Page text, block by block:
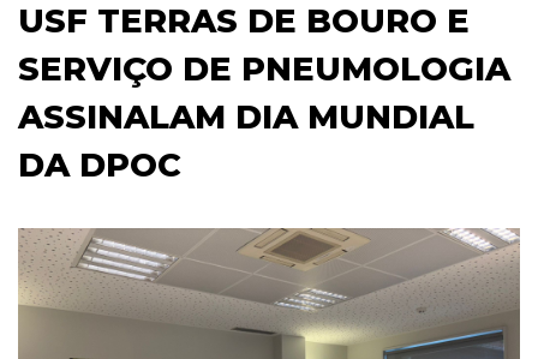
USF TERRAS DE BOURO E
SERVIÇO DE PNEUMOLOGIA
ASSINALAM DIA MUNDIAL
DA DPOC